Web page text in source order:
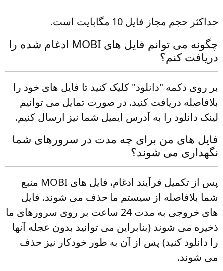
حداکثر حجم مجاز فایل 10 مگابایت است.
چگونه می توانم فایل های MOBI ادغام شده را
دریافت کنم؟
بر روی دکمه "دانلود" کلیک کنید تا فایل های خود را
بلافاصله دریافت کنید. در صورت تمایل می توانیم
لینک دانلود را به آدرس ایمیل شما نیز ارسال کنیم.
فایل های من برای چه مدت در سرورهای شما
نگهداری می شوند؟
پس از تکمیل فرآیند ادغام، فایل های MOBI منبع
شما بلافاصله از سیستم ما حذف می شوند. فایل
های خروجی به مدت 24 ساعت بر روی سرورهای ما
ذخیره می شوند (بنابراین می توانید بدون عجله آنها
را دانلود کنید) پس از آن به طور خودکار نیز حذف
می شوند.